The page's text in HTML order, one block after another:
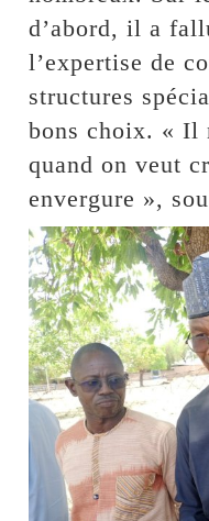
d’abord, il a
l’expertise de
structures
bons choix. « Il
quand on veut
envergure »,